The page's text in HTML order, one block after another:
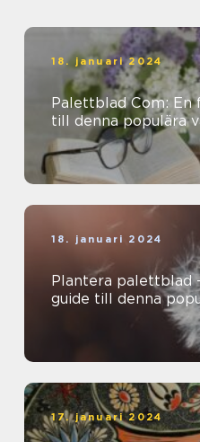
18. januari 2024
Palettblad Com: En
till denna populära
18. januari 2024
Plantera palettblad
guide till denna
17. januari 2024